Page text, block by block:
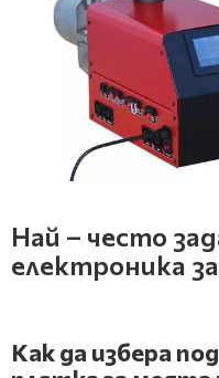
Най – често
електроника
Как да избера